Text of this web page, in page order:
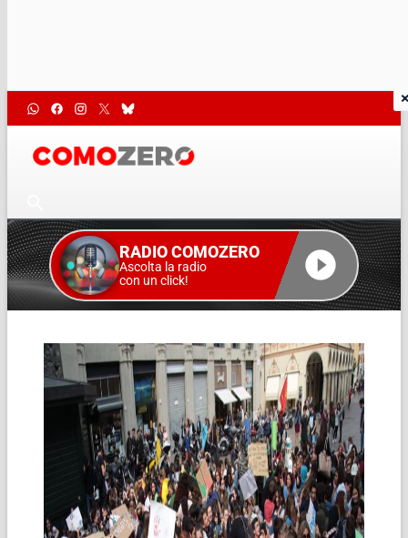
RADIO COMOZERO
Ascolta la radio
con un click!